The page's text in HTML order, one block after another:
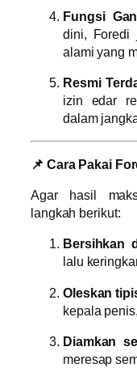
Fungsi
dini, Foredi
alami yang
Resmi
izin edar
dalam
📌 Cara Pakai
Agar hasil
langkah berikut:
Bersihkan
lalu
Oleskan
kepala
Diamkan
meresap